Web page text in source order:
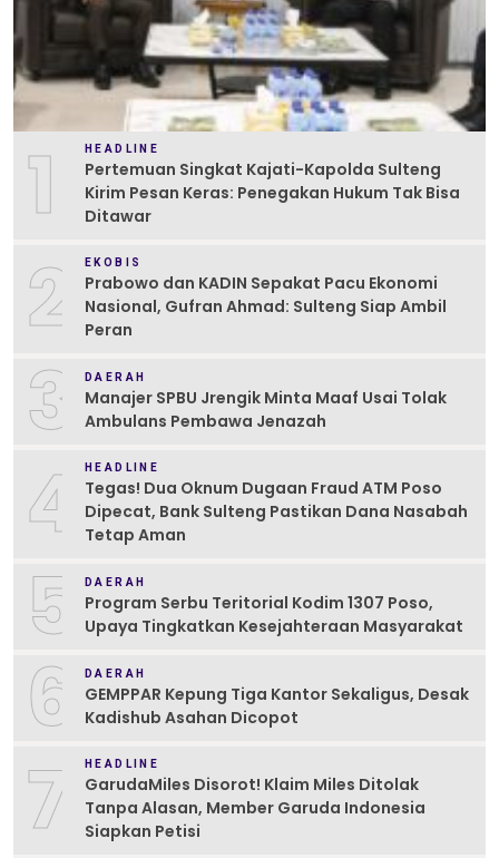
1 HEADLINE
Pertemuan Singkat Kajati-Kapolda Sulteng
Kirim Pesan Keras: Penegakan Hukum Tak Bisa
Ditawar
2 EKOBIS
Prabowo dan KADIN Sepakat Pacu Ekonomi
Nasional, Gufran Ahmad: Sulteng Siap Ambil
Peran
3 DAERAH
Manajer SPBU Jrengik Minta Maaf Usai Tolak
Ambulans Pembawa Jenazah
4 HEADLINE
Tegas! Dua Oknum Dugaan Fraud ATM Poso
Dipecat, Bank Sulteng Pastikan Dana Nasabah
Tetap Aman
5 DAERAH
Program Serbu Teritorial Kodim 1307 Poso,
Upaya Tingkatkan Kesejahteraan Masyarakat
6 DAERAH
GEMPPAR Kepung Tiga Kantor Sekaligus, Desak
Kadishub Asahan Dicopot
7 HEADLINE
GarudaMiles Disorot! Klaim Miles Ditolak
Tanpa Alasan, Member Garuda Indonesia
Siapkan Petisi